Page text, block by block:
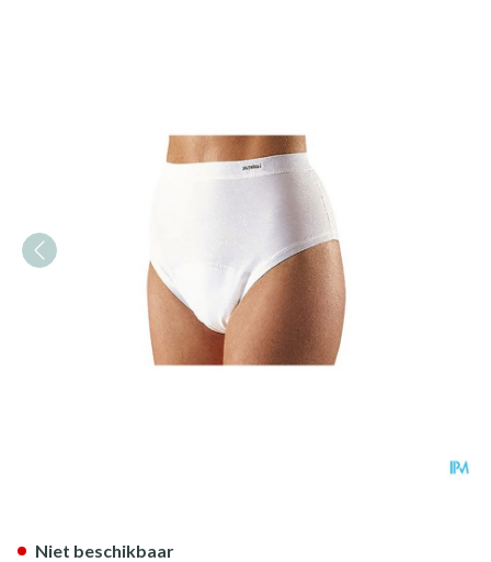
Niet beschikbaar